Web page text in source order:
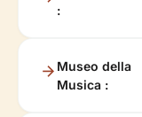
:
Museo della
Musica :